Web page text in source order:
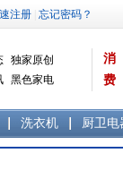
独家原创
黑色家电
消
费
洗衣机 厨卫电